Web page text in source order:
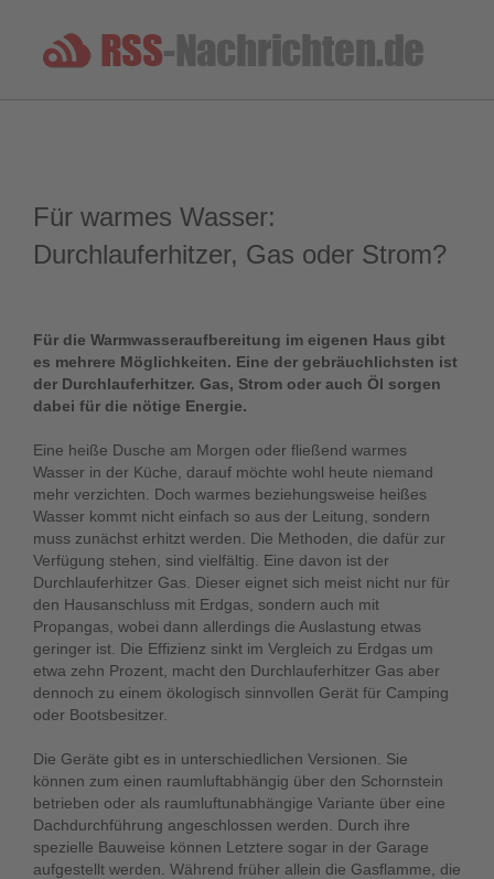
Für warmes Wasser:
Durchlauferhitzer, Gas oder Strom?
Für die Warmwasseraufbereitung im eigenen Haus gibt
es mehrere Möglichkeiten. Eine der gebräuchlichsten ist
der Durchlauferhitzer. Gas, Strom oder auch Öl sorgen
dabei für die nötige Energie.
Eine heiße Dusche am Morgen oder fließend warmes
Wasser in der Küche, darauf möchte wohl heute niemand
mehr verzichten. Doch warmes beziehungsweise heißes
Wasser kommt nicht einfach so aus der Leitung, sondern
muss zunächst erhitzt werden. Die Methoden, die dafür zur
Verfügung stehen, sind vielfältig. Eine davon ist der
Durchlauferhitzer Gas. Dieser eignet sich meist nicht nur für
den Hausanschluss mit Erdgas, sondern auch mit
Propangas, wobei dann allerdings die Auslastung etwas
geringer ist. Die Effizienz sinkt im Vergleich zu Erdgas um
etwa zehn Prozent, macht den Durchlauferhitzer Gas aber
dennoch zu einem ökologisch sinnvollen Gerät für Camping
oder Bootsbesitzer.
Die Geräte gibt es in unterschiedlichen Versionen. Sie
können zum einen raumluftabhängig über den Schornstein
betrieben oder als raumluftunabhängige Variante über eine
Dachdurchführung angeschlossen werden. Durch ihre
spezielle Bauweise können Letztere sogar in der Garage
aufgestellt werden. Während früher allein die Gasflamme, die